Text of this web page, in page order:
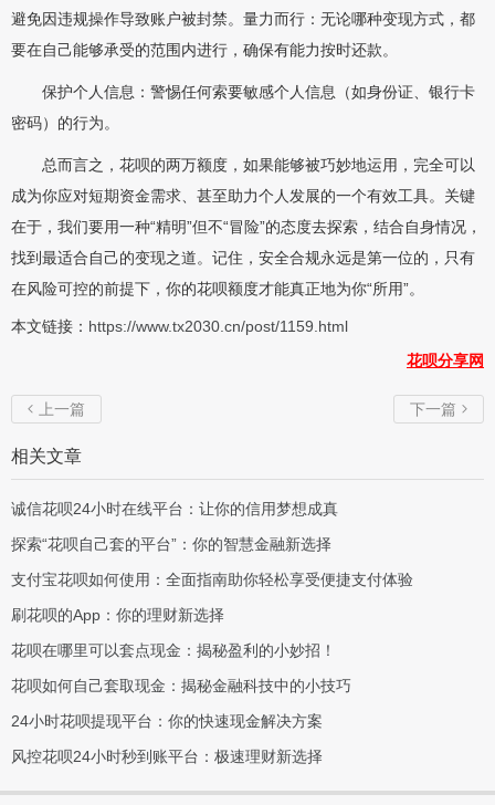
避免因违规操作导致账户被封禁。量力而行：无论哪种变现方式，都
要在自己能够承受的范围内进行，确保有能力按时还款。
保护个人信息：警惕任何索要敏感个人信息（如身份证、银行卡
密码）的行为。
总而言之，花呗的两万额度，如果能够被巧妙地运用，完全可以
成为你应对短期资金需求、甚至助力个人发展的一个有效工具。关键
在于，我们要用一种“精明”但不“冒险”的态度去探索，结合自身情况，
找到最适合自己的变现之道。记住，安全合规永远是第一位的，只有
在风险可控的前提下，你的花呗额度才能真正地为你“所用”。
本文链接： https://www.tx2030.cn/post/1159.html
花呗分享网
 上一篇 下一篇 
相关文章
诚信花呗24小时在线平台：让你的信用梦想成真
探索“花呗自己套的平台”：你的智慧金融新选择
支付宝花呗如何使用：全面指南助你轻松享受便捷支付体验
刷花呗的App：你的理财新选择
花呗在哪里可以套点现金：揭秘盈利的小妙招！
花呗如何自己套取现金：揭秘金融科技中的小技巧
24小时花呗提现平台：你的快速现金解决方案
风控花呗24小时秒到账平台：极速理财新选择